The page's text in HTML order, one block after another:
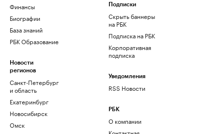
Финансы
Биографии
База знаний
РБК Образование
Новости
регионов
Санкт-Петербург
и область
Екатеринбург
Новосибирск
Омск
Подписки
Скрыть баннеры
на РБК
Подписка на РБК
Корпоративная
подписка
Уведомления
RSS Новости
РБК
О компании